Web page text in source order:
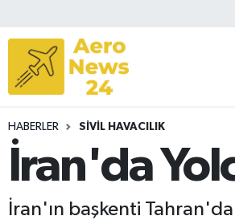
HABERLER SIVIL HAVACILIK
İran'da
İran'ın başkenti